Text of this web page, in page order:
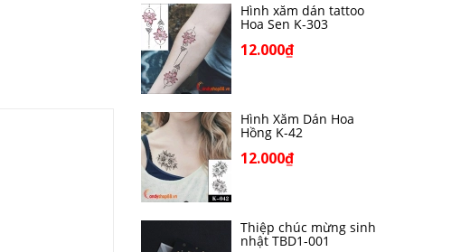
Hình xăm dán tattoo
Hoa Sen K-303
12.000₫
Hình Xăm Dán Hoa
Hồng K-42
12.000₫
Thiệp chúc mừng sinh
nhật TBD1-001